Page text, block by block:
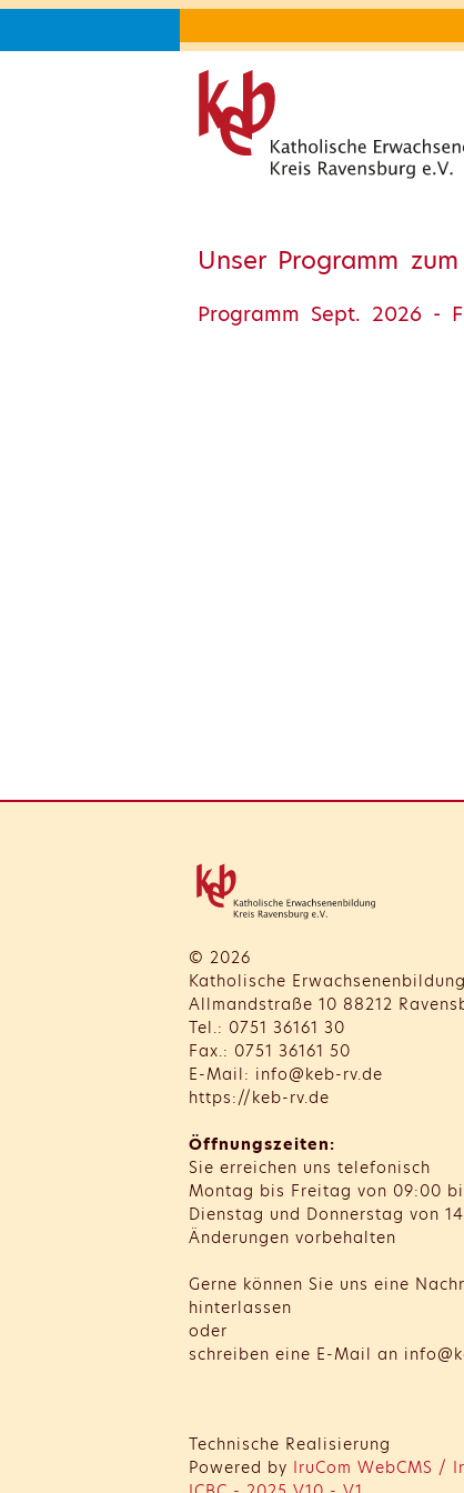
Unser Programm
Programm Sept. 2026 -
© 2026
Katholische
Allmandstraße 10 88212
Tel.: 0751 36161 30
Fax.: 0751 36161 50
E-Mail: info@keb-rv.de
https://keb-rv.de
Öffnungszeiten:
Sie erreichen uns telefonisch
Montag bis Freitag von 09:00
Dienstag und Donnerstag von
Änderungen vorbehalten
Gerne können Sie uns eine
hinterlassen
oder
schreiben eine E-Mail an
Technische Realisierung
Powered by IruCom WebCMS /